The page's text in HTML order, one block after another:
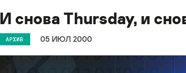
И снова Thursday, и
АРХИВ 05 ИЮЛ 2000